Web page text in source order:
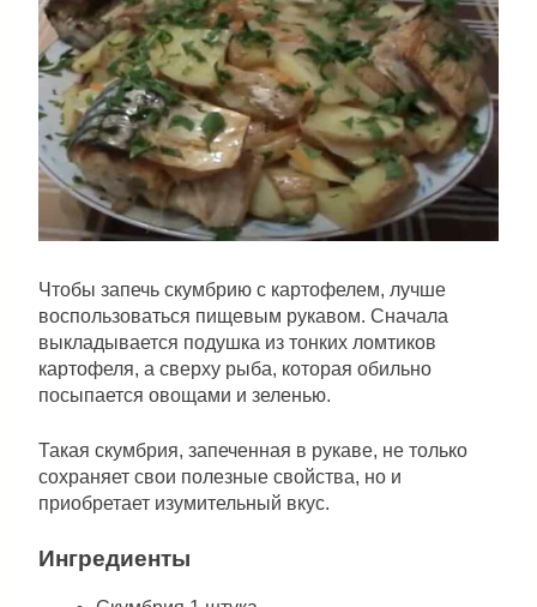
Чтобы запечь скумбрию с картофелем, лучше
воспользоваться пищевым рукавом. Сначала
выкладывается подушка из тонких ломтиков
картофеля, а сверху рыба, которая обильно
посыпается овощами и зеленью.
Такая скумбрия, запеченная в рукаве, не только
сохраняет свои полезные свойства, но и
приобретает изумительный вкус.
Ингредиенты